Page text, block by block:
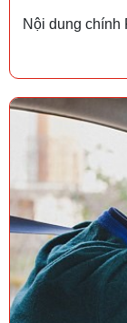
Nội dung chính